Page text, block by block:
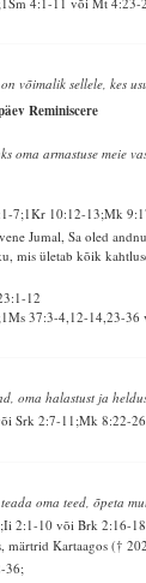
võimalik sellele, kes
Reminiscere
oma armastuse meie
7;1Kr 10:12-13;Mk
Jumal, Sa oled
mis ületab kõik
12
37:3-4,12-14,23-
oma halastust ja
Srk 2:7-11;Mk 8:22-26
oma teed, õpeta
2:1-10 või Brk 2:16-
märtrid Kartaagos (†
36;